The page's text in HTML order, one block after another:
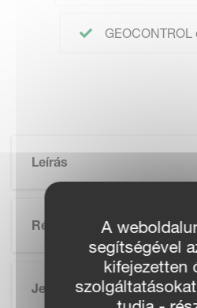
GEOCONTROL
Leírás
Részletek
Jellemzők
A
segítségével
kifejezetten